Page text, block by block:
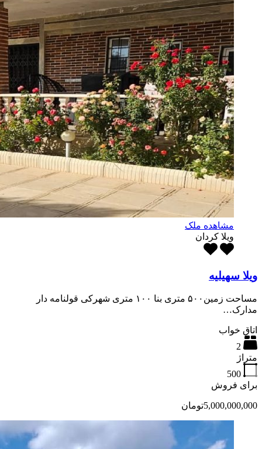
مشاهده ملک
ویلا کردان
ویلا سهیلیه
مساحت زمین۵۰۰ متری بنا ۱۰۰ متری شهرکی قولنامه دار
مدارک…
اتاق خواب
2
متراژ
500
برای فروش
5,000,000,000تومان